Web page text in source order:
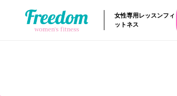
女性専用レッスンフィ
ットネス